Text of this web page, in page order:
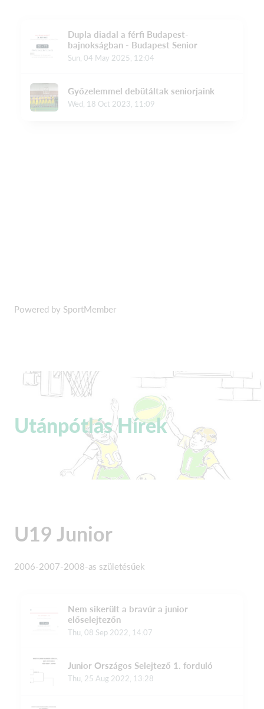
Powered by SportMember
Utánpótlás Hírek
U19 Junior
2006-2007-2008-as születésűek